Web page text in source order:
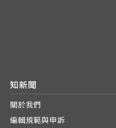
知新聞
關於我們
編輯規範與申訴